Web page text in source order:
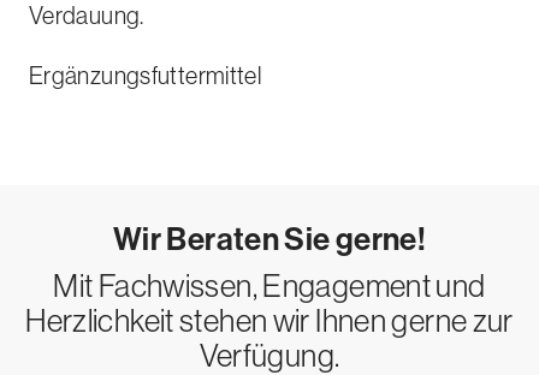
Verdauung.
Ergänzungsfuttermittel
Wir Beraten Sie gerne!
Mit Fachwissen, Engagement und
Herzlichkeit stehen wir Ihnen gerne zur
Verfügung.